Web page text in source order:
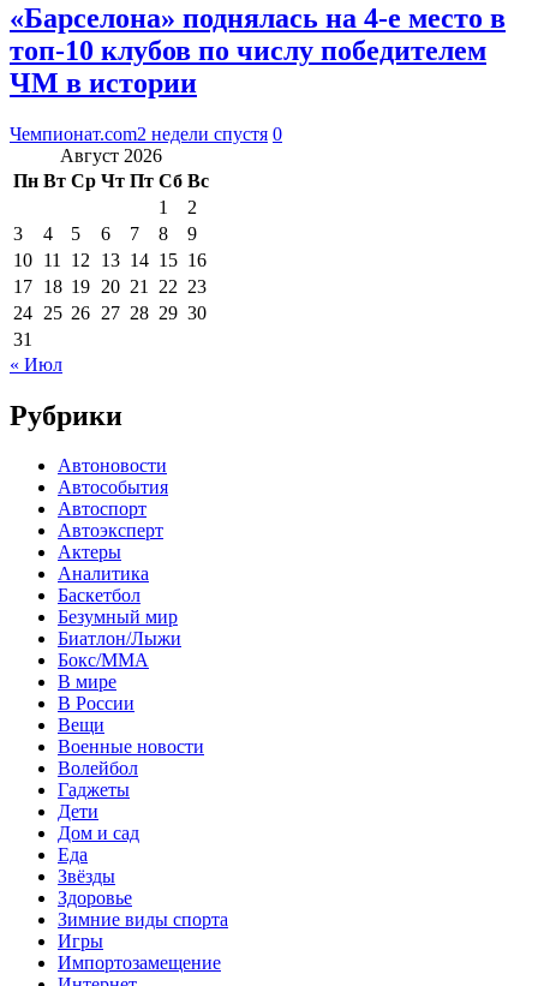
«Барселона» поднялась на 4-е место в
топ-10 клубов по числу победителем
ЧМ в истории
Чемпионат.com2 недели спустя 0
Август 2026
Пн Вт Ср Чт Пт Сб Вс
1
2
3
4 5 6 7 8
9
10 11 12 13 14 15 16
17 18 19 20 21 22 23
24 25 26 27 28 29 30
31
« Июл
Рубрики
Автоновости
Автособытия
Автоспорт
Автоэксперт
Актеры
Аналитика
Баскетбол
Безумный мир
Биатлон/Лыжи
Бокс/MMA
В мире
В России
Вещи
Военные новости
Волейбол
Гаджеты
Дети
Дом и сад
Еда
Звёзды
Здоровье
Зимние виды спорта
Игры
Импортозамещение